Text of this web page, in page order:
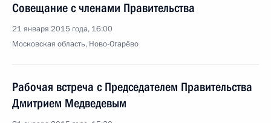
Совещание с членами Правительства
21 января 2015 года, 16:00
Московская область, Ново-Огарёво
Рабочая встреча с Председателем Правительства
Дмитрием Медведевым